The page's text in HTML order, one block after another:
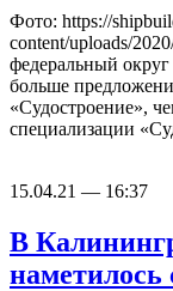
Фото: https://
content/uploads/
федеральный
больше
«Судостроение»,
специализации
15.04.21 — 16:37
В
наметилось